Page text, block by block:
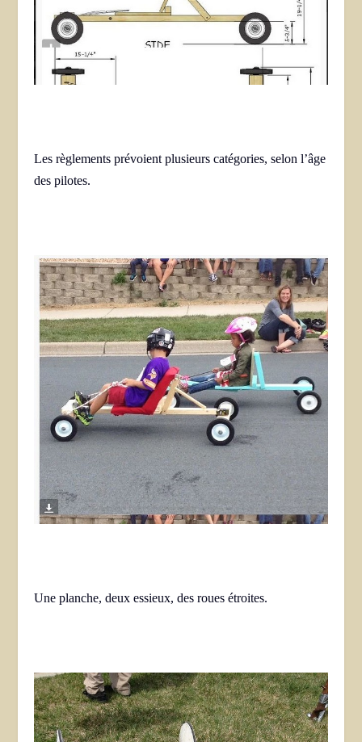
Les règlements prévoient plusieurs catégories, selon l’âge
des pilotes.
Une planche, deux essieux, des roues étroites.